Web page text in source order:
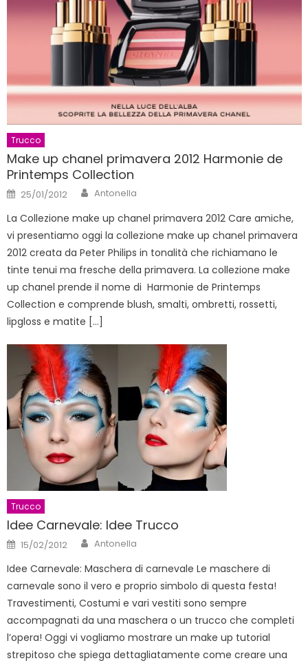
Trucco
Make up chanel primavera 2012 Harmonie de
Printemps Collection
Posted
on
25/01/2012 Author
Antonella
La Collezione make up chanel primavera 2012 Care amiche,
vi presentiamo oggi la collezione make up chanel primavera
2012 creata da Peter Philips in tonalità che richiamano le
tinte tenui ma fresche della primavera. La collezione make
up chanel prende il nome di Harmonie de Printemps
Collection e comprende blush, smalti, ombretti, rossetti,
lipgloss e matite […]
Trucco
Idee Carnevale: Idee Trucco
Posted
on
15/02/2012 Author
Antonella
Idee Carnevale: Maschera di carnevale Le maschere di
carnevale sono il vero e proprio simbolo di questa festa!
Travestimenti, Costumi e vari vestiti sono sempre
accompagnati da una maschera o un trucco che completi
l’opera! Oggi vi vogliamo mostrare un make up tutorial
strepitoso che spiega dettagliatamente come creare una